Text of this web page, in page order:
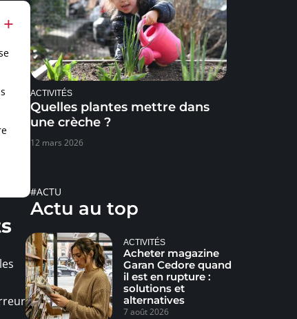
ACTIVITÉS
Quelles plantes mettre dans
une crèche ?
12 mars 2026
#ACTU
Actu au top
ACTIVITÉS
Acheter magazine
Garan Cedore quand
il est en rupture :
solutions et
alternatives
7 août 2026